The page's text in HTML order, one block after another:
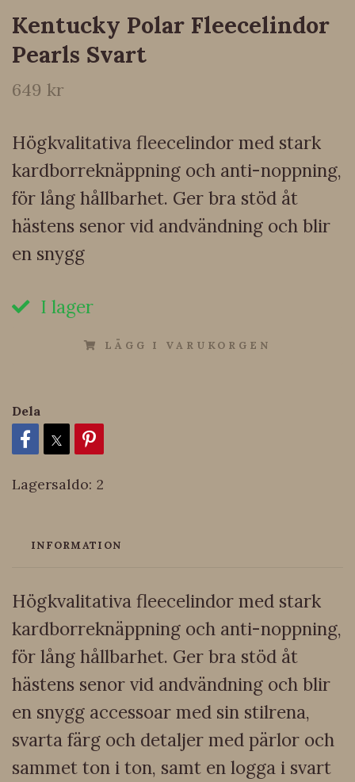
Kentucky Polar Fleecelindor
Pearls Svart
649 kr
Högkvalitativa fleecelindor med stark
kardborreknäppning och anti-noppning,
för lång hållbarhet. Ger bra stöd åt
hästens senor vid andvändning och blir
en snygg
I lager
LÄGG I VARUKORGEN
Dela
Lagersaldo: 2
INFORMATION
Högkvalitativa fleecelindor med stark
kardborreknäppning och anti-noppning,
för lång hållbarhet. Ger bra stöd åt
hästens senor vid andvändning och blir
en snygg accessoar med sin stilrena,
svarta färg och detaljer med pärlor och
sammet ton i ton, samt en logga i svart